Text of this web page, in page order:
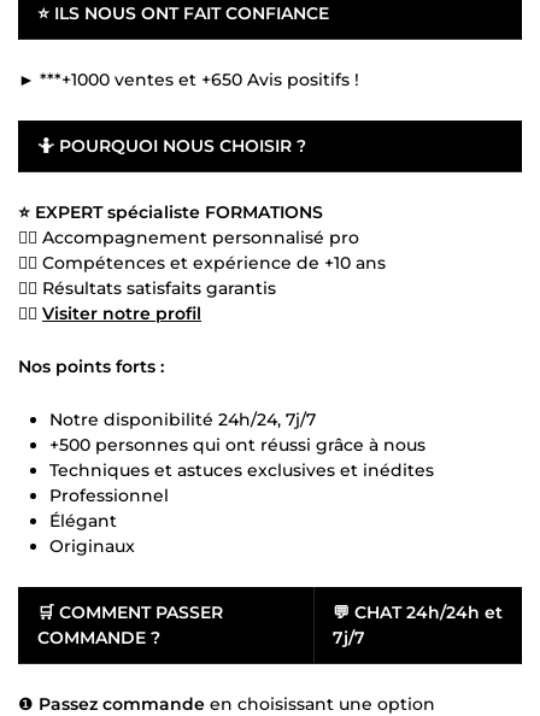
⭐ ILS NOUS ONT FAIT CONFIANCE
► ***+1000 ventes et +650 Avis positifs !
🤷 POURQUOI NOUS CHOISIR ?
⭐ EXPERT spécialiste FORMATIONS
👍🏻 Accompagnement personnalisé pro
👍🏻 Compétences et expérience de +10 ans
👍🏻 Résultats satisfaits garantis
👍🏻 Visiter notre profil
Nos points forts :
Notre disponibilité 24h/24, 7j/7
+500 personnes qui ont réussi grâce à nous
Techniques et astuces exclusives et inédites
Professionnel
Élégant
Originaux
🛒 COMMENT PASSER
COMMANDE ?
💬 CHAT 24h/24h et
7j/7
❶ Passez commande en choisissant une option